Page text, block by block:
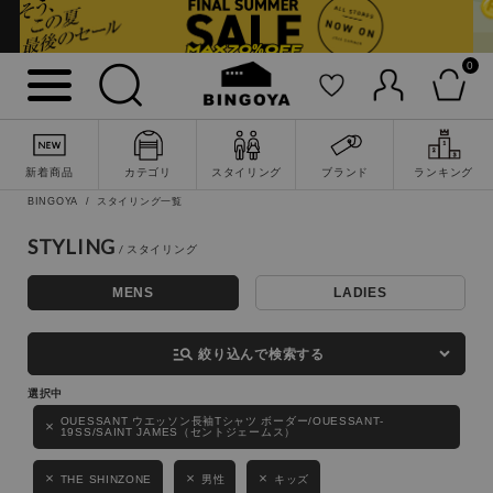
0
新着商品 カテゴリ スタイリング ブランド ランキング
詳細検索
キーワード
性別
BINGOYA スタイリング一覧
STYLING
MENS LADIES
manage_search 絞り込んで検索する
OUESSANT ウエッソン長袖Tシャツ ボーダー/OUESSANT-
19SS/SAINT JAMES（セントジェームス）
THE SHINZONE 男性 キッズ